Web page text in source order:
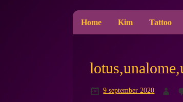
Home Kim Tattoo
9 september 2020